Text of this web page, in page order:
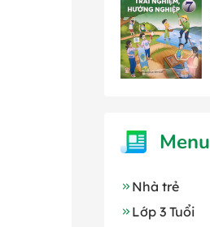
Menu
Nhà trẻ
Lớp 3 Tuổi